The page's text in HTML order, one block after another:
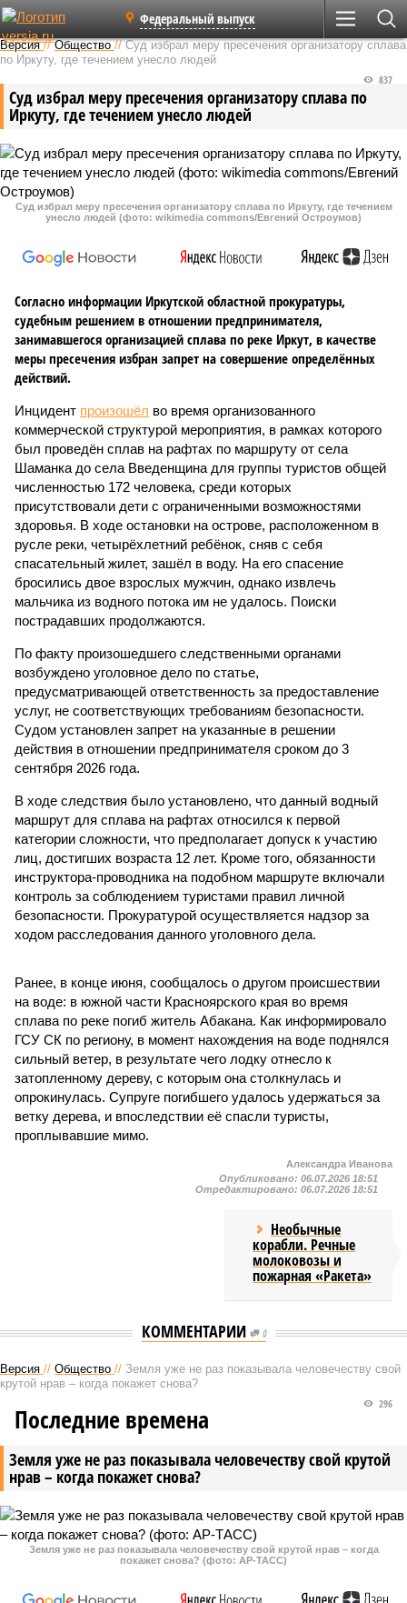
Федеральный выпуск
Версия //Общество //Суд избрал меру пресечения организатору сплава
по Иркуту, где течением унесло людей
Суд избрал меру пресечения организатору сплава по
Иркуту, где течением унесло людей
837
Суд избрал меру пресечения организатору сплава по Иркуту, где течением
унесло людей (фото: wikimedia commons/Евгений Остроумов)
Согласно информации Иркутской областной прокуратуры,
судебным решением в отношении предпринимателя,
занимавшегося организацией сплава по реке Иркут, в качестве
меры пресечения избран запрет на совершение определённых
действий.
Инцидент произошёл во время организованного
коммерческой структурой мероприятия, в рамках которого
был проведён сплав на рафтах по маршруту от села
Шаманка до села Введенщина для группы туристов общей
численностью 172 человека, среди которых
присутствовали дети с ограниченными возможностями
здоровья. В ходе остановки на острове, расположенном в
русле реки, четырёхлетний ребёнок, сняв с себя
спасательный жилет, зашёл в воду. На его спасение
бросились двое взрослых мужчин, однако извлечь
мальчика из водного потока им не удалось. Поиски
пострадавших продолжаются.
По факту произошедшего следственными органами
возбуждено уголовное дело по статье,
предусматривающей ответственность за предоставление
услуг, не соответствующих требованиям безопасности.
Судом установлен запрет на указанные в решении
действия в отношении предпринимателя сроком до 3
сентября 2026 года.
В ходе следствия было установлено, что данный водный
маршрут для сплава на рафтах относился к первой
категории сложности, что предполагает допуск к участию
лиц, достигших возраста 12 лет. Кроме того, обязанности
инструктора-проводника на подобном маршруте включали
контроль за соблюдением туристами правил личной
безопасности. Прокуратурой осуществляется надзор за
ходом расследования данного уголовного дела.
Ранее, в конце июня, сообщалось о другом происшествии
на воде: в южной части Красноярского края во время
сплава по реке погиб житель Абакана. Как информировало
ГСУ СК по региону, в момент нахождения на воде поднялся
сильный ветер, в результате чего лодку отнесло к
затопленному дереву, с которым она столкнулась и
опрокинулась. Супруге погибшего удалось удержаться за
ветку дерева, и впоследствии её спасли туристы,
проплывавшие мимо.
Александра Иванова
Опубликовано: 06.07.2026 18:51
Отредактировано: 06.07.2026 18:51
Необычные
корабли. Речные
молоковозы и
пожарная «Ракета»
КОММЕНТАРИИ 0
Версия // Общество // Земля уже не раз показывала человечеству свой
крутой нрав – когда покажет снова?
Земля уже не раз показывала человечеству свой крутой
нрав – когда покажет снова?
296
Последние времена
Земля уже не раз показывала человечеству свой крутой нрав – когда
покажет снова? (фото: АР-ТАСС)